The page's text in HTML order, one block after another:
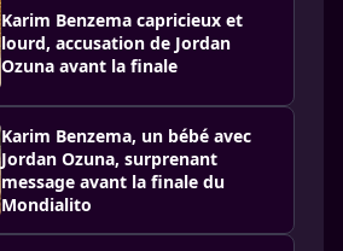
Karim Benzema capricieux et
lourd, accusation de Jordan
Ozuna avant la finale
Karim Benzema, un bébé avec
Jordan Ozuna, surprenant
message avant la finale du
Mondialito